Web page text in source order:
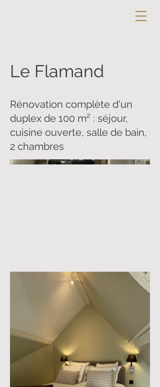
Le Flamand
Rénovation complète d'un
duplex de 100 m² : séjour,
cuisine ouverte, salle de bain,
2 chambres